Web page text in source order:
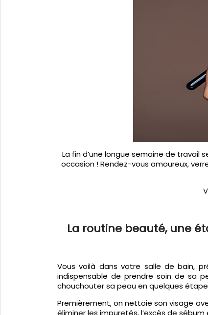
La fin d’une longue semaine de travail
occasion ! Rendez-vous amoureux,
La routine beauté, une
Vous voilà dans votre salle de bain,
indispensable de prendre soin de sa
chouchouter sa peau en quelques
Premièrement, on nettoie son visage
éliminer les impuretés, l’excès de